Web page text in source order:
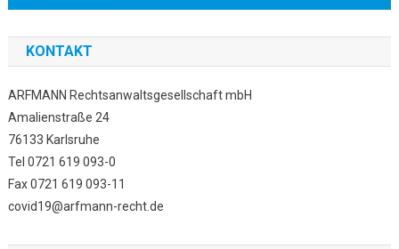
KONTAKT
ARFMANN Rechtsanwaltsgesellschaft mbH
Amalienstraße 24
76133 Karlsruhe
Tel 0721 619 093-0
Fax 0721 619 093-11
covid19@arfmann-recht.de